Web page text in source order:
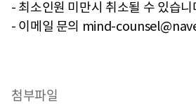
- 최소인원 미만시 취소될 수 있습니
- 이메일 문의 mind-
첨부파일